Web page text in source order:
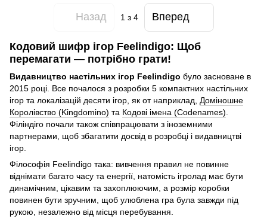
Назад 1 з 4 Вперед
Кодовий шифр ігор Feelindigo: Щоб
перемагати — потрібно грати!
Видавництво настільних ігор Feelindigo було засноване в
2015 році. Все почалося з розробки 5 компактних настільних
ігор та локалізацій десяти ігор, як от наприклад, Доміношне
Королівство (Kingdomino) та Кодові імена (Codenames).
Філіндіго почали також співпрацювати з іноземними
партнерами, щоб збагатити досвід в розробці і видавництві
ігор.
Філософія Feelindigo така: вивчення правил не повинне
віднімати багато часу та енергії, натомість ігролад має бути
динамічним, цікавим та захоплюючим, а розмір коробки
повинен бути зручним, щоб улюблена гра була завжди під
рукою, незалежно від місця перебування.